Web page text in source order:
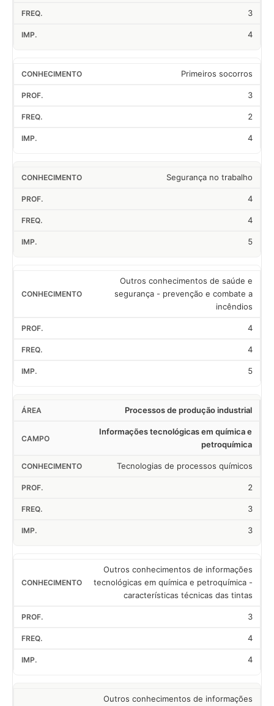
3
4
Primeiros socorros
3
2
4
Segurança no trabalho
4
4
5
Outros conhecimentos de saúde e
segurança - prevenção e combate a
incêndios
4
4
5
Processos de produção industrial
Informações tecnológicas em química e
petroquímica
Tecnologias de processos químicos
2
3
3
Outros conhecimentos de informações
tecnológicas em química e petroquímica -
características técnicas das tintas
3
4
4
Outros conhecimentos de informações